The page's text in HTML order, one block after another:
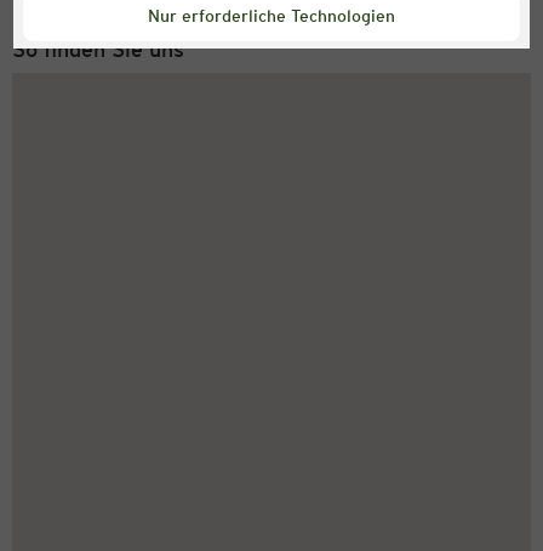
Nur erforderliche Technologien
So finden Sie uns